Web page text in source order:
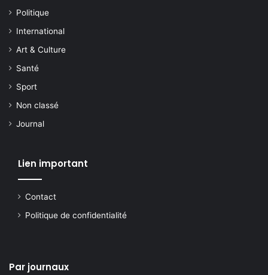
Politique
International
Art & Culture
Santé
Sport
Non classé
Journal
Lien important
Contact
Politique de confidentialité
Par journaux